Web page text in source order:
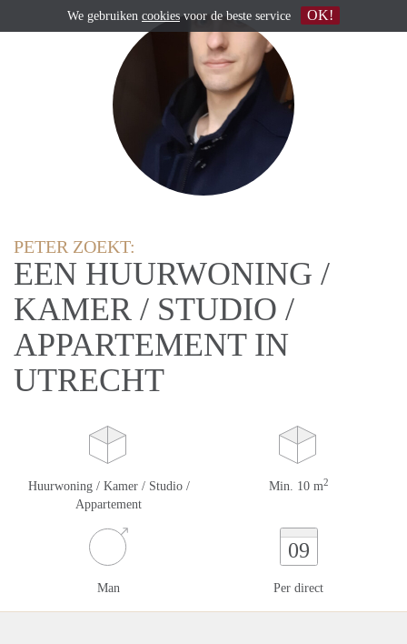
PETER ZOEKT:
EEN HUURWONING /
KAMER / STUDIO /
APPARTEMENT IN
UTRECHT
Huurwoning / Kamer / Studio /
Appartement
Min. 10 m2
Man
09
Per direct
We gebruiken cookiesvoor de beste service OK!